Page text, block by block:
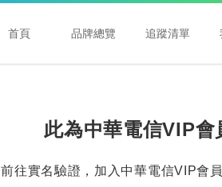
首頁 品牌總覽 追蹤清單
此為中華電信VIP會
往實名驗證，加入中華電信VIP會